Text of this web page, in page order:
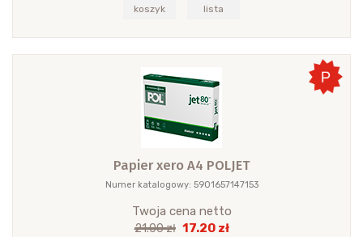
koszyk lista
Papier xero A4 POLJET
Numer katalogowy: 5901657147153
Twoja cena netto
21.00 zł 17.20 zł